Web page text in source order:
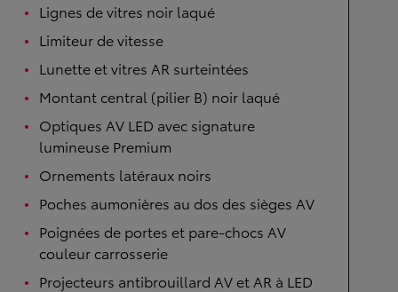
Lignes de vitres noir laqué
Limiteur de vitesse
Lunette et vitres AR surteintées
Montant central (pilier B) noir laqué
Optiques AV LED avec signature
lumineuse Premium
Ornements latéraux noirs
Poches aumonières au dos des sièges AV
Poignées de portes et pare-chocs AV
couleur carrosserie
Projecteurs antibrouillard AV et AR à LED